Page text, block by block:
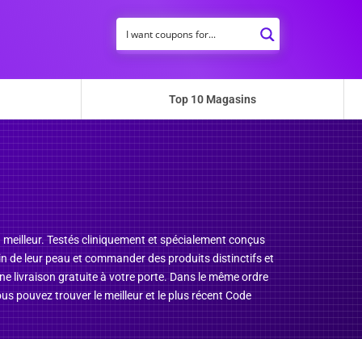
Top 10 Magasins
Testés cliniquement et spécialement conçus
de leur peau et commander des produits distinctifs et
livraison gratuite à votre porte. Dans le même ordre
pouvez trouver le meilleur et le plus récent Code